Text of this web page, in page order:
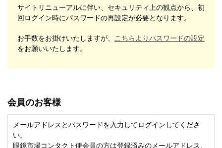
サイトリニューアルに伴い、セキュリティ上の観点から、初
回ログイン時にパスワードの再設定が必要となります。
お手数をお掛けいたしますが、
こちらよりパスワードの設定
をお願いいたします。
会員のお客様
メールアドレスとパスワードを入力してログインしてくださ
い。
眼鏡市場コンタクト便会員の方は登録済みのメールアドレス、